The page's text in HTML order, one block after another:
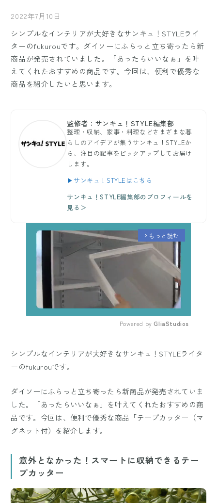
2022年7月10日
シンプルなインテリアが大好きなサンキュ！STYLEライ
ターのfukurouです。ダイソーにふらっと立ち寄ったら新
商品が発売されていました。「あったらいいなぁ」を叶
えてくれたおすすめの商品です。今回は、便利で優秀な
商品を紹介したいと思います。
監修者：サンキュ！STYLE編集部
整理・収納、家事・料理などさまざまな暮
らしのアイデアが集うサンキュ！STYLEか
ら、注目の記事をピックアップしてお届け
します。
▶サンキュ！STYLEはこちら
サンキュ！STYLE編集部のプロフィールを
見る＞
arrow_forward_ios もっと読む
Powered by GliaStudios
シンプルなインテリアが大好きなサンキュ！STYLEライタ
ーのfukurouです。
ダイソーにふらっと立ち寄ったら新商品が発売されていま
した。「あったらいいなぁ」を叶えてくれたおすすめの商
品です。今回は、便利で優秀な商品「テープカッター（マ
グネット付）を紹介します。
意外となかった！スマートに収納できるテー
プカッター